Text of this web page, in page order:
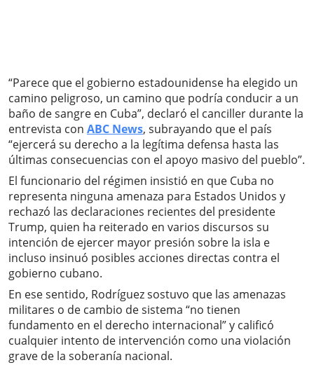
“Parece que el gobierno estadounidense ha elegido un
camino peligroso, un camino que podría conducir a un
baño de sangre en Cuba”, declaró el canciller durante la
entrevista con ABC News, subrayando que el país
“ejercerá su derecho a la legítima defensa hasta las
últimas consecuencias con el apoyo masivo del pueblo”.
El funcionario del régimen insistió en que Cuba no
representa ninguna amenaza para Estados Unidos y
rechazó las declaraciones recientes del presidente
Trump, quien ha reiterado en varios discursos su
intención de ejercer mayor presión sobre la isla e
incluso insinuó posibles acciones directas contra el
gobierno cubano.
En ese sentido, Rodríguez sostuvo que las amenazas
militares o de cambio de sistema “no tienen
fundamento en el derecho internacional” y calificó
cualquier intento de intervención como una violación
grave de la soberanía nacional.